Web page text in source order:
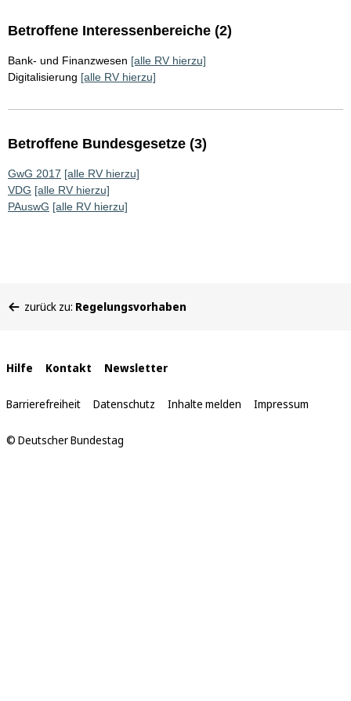
Betroffene Interessenbereiche (2)
Bank- und Finanzwesen [alle RV hierzu]
Digitalisierung [alle RV hierzu]
Betroffene Bundesgesetze (3)
GwG 2017 [alle RV hierzu]
VDG [alle RV hierzu]
PAuswG [alle RV hierzu]
befinden
zurück zu: Regelungsvorhaben
Interne
Links
Hilfe Kontakt Newsletter
Barrierefreiheit Datenschutz Inhalte melden Impressum
© Deutscher Bundestag